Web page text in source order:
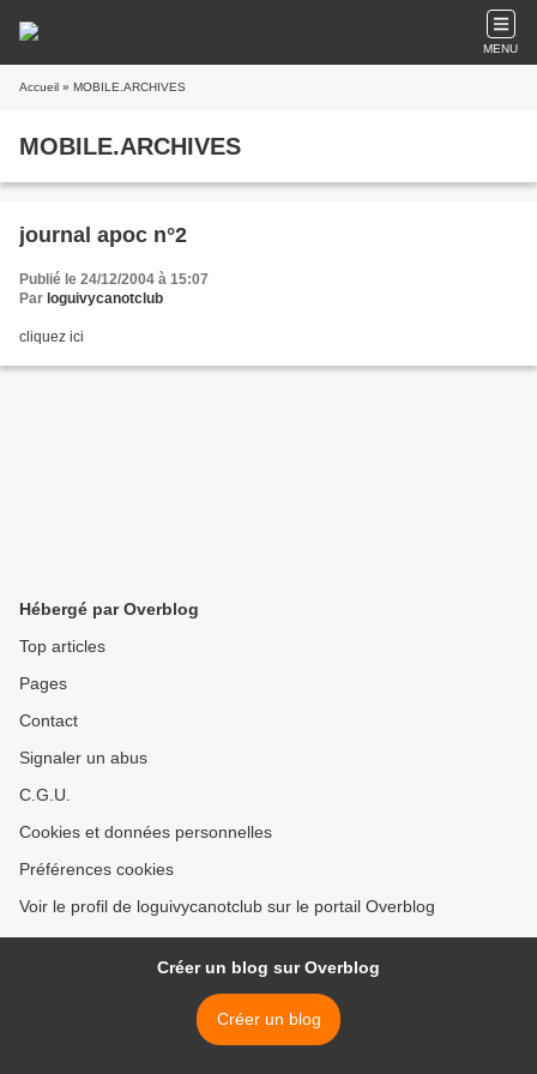
MENU
Accueil » MOBILE.ARCHIVES
MOBILE.ARCHIVES
journal apoc n°2
Publié le 24/12/2004 à 15:07
Par loguivycanotclub
cliquez ici
Hébergé par Overblog
Top articles
Pages
Contact
Signaler un abus
C.G.U.
Cookies et données personnelles
Préférences cookies
Voir le profil de loguivycanotclub sur le portail Overblog
Créer un blog sur Overblog
Créer un blog